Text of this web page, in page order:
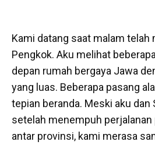
Kami datang saat malam
Pengkok. Aku melihat
depan rumah bergaya Jawa
yang luas. Beberapa pasang
tepian beranda. Meski aku dan
setelah menempuh
antar provinsi, kami merasa